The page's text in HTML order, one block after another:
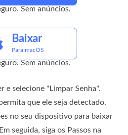
Sem anúncios.
Baixar
Para macOS
Sem anúncios.
e selecione "Limpar Senha".
que ele seja detectado.
no seu dispositivo para baixar
seguida, siga os Passos na